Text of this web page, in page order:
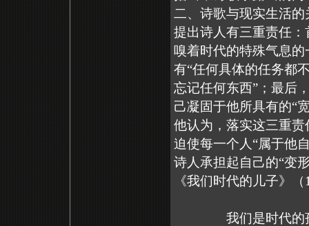
二、诗歌与现实生活
提出诗人有三重责任
嗅着时代的特殊气息的
有“任何具体的任务都
忘记任何东西”；最后
己凝固于他所具有的“
他认为，落实这三重
迫使每一个人“属于他
诗人承担起自己的“变
《我们时代的儿子》
我们是时代的